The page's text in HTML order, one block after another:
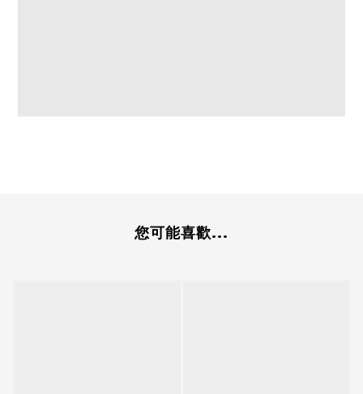
您可能喜歡...